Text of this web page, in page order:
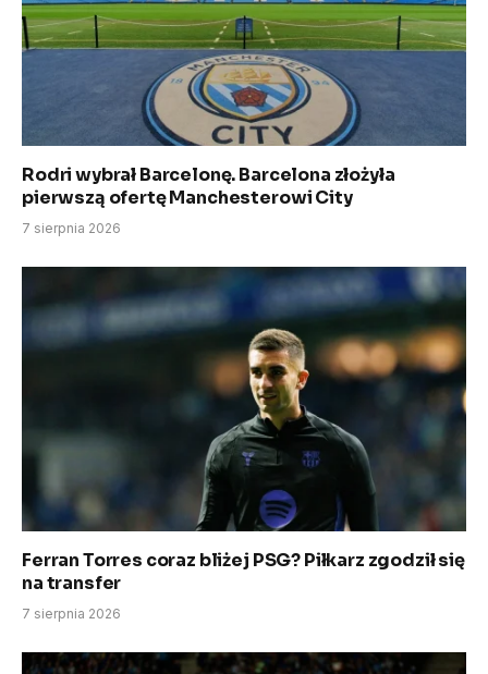
Rodri wybrał Barcelonę. Barcelona złożyła
pierwszą ofertę Manchesterowi City
7 sierpnia 2026
Ferran Torres coraz bliżej PSG? Piłkarz zgodził się
na transfer
7 sierpnia 2026